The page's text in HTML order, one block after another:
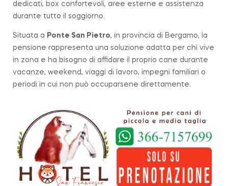
dedicati, box confortevoli, aree esterne e assistenza
durante tutto il soggiorno.
Situata a Ponte San Pietro, in provincia di Bergamo, la
pensione rappresenta una soluzione adatta per chi vive
in zona e ha bisogno di affidare il proprio cane durante
vacanze, weekend, viaggi di lavoro, impegni familiari o
periodi in cui non può occuparsene direttamente.